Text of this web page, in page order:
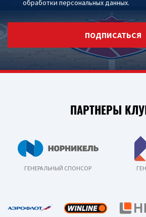
обработки персональных данных.
ПОДПИСАТЬСЯ
ПАРТНЕРЫ
ГЕНЕРАЛЬНЫЙ СПОНСОР